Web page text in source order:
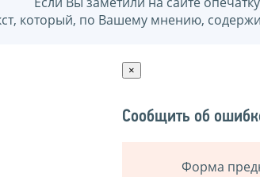
который, по Вашему мнению,
×
Сообщить об
Форма